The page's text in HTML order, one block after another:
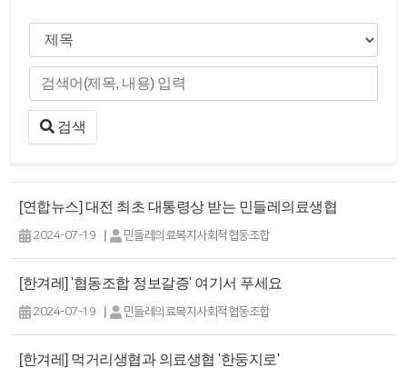
검색
[연합뉴스] 대전 최초 대통령상 받는 민들레의료생협
2024-07-19 | 민들레의료복지사회적협동조합
[한겨레] '협동조합 정보갈증' 여기서 푸세요
2024-07-19 | 민들레의료복지사회적협동조합
[한겨레] 먹거리생협과 의료생협 '한둥지로'